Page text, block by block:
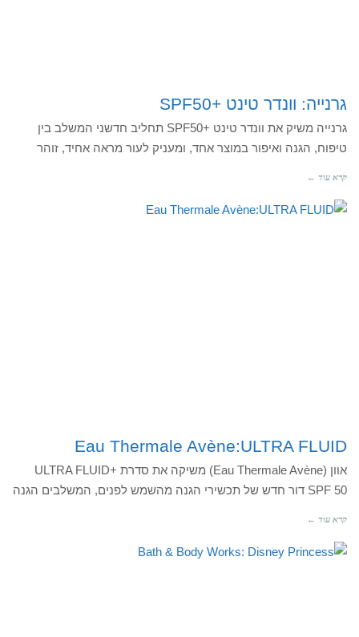
גרנייה: וונדר טינט +SPF50
גרנייה משיק את וונדר טינט +SPF50 תחליב חדשני המשלב בין
טיפוח, הגנה ואיפור במוצר אחד, ומעניק לעור מראה אחיד, זוהר
קרא עוד ←
Eau Thermale Avène:ULTRA FLUID
אוון (Eau Thermale Avène) משיקה את סדרת +ULTRA FLUID
SPF 50 דור חדש של תכשירי הגנה מהשמש לפנים, המשלבים הגנה
קרא עוד ←